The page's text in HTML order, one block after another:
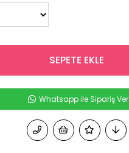
Whatsapp ile Sipariş Ver